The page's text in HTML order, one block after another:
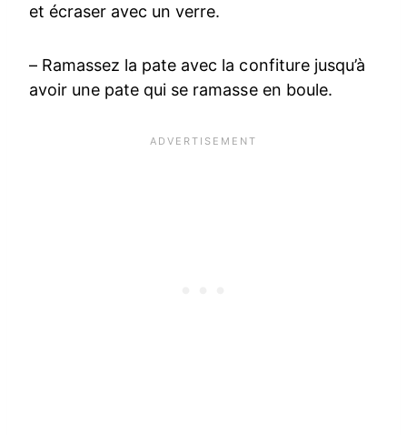
et écraser avec un verre.
– Ramassez la pate avec la confiture jusqu’à
avoir une pate qui se ramasse en boule.